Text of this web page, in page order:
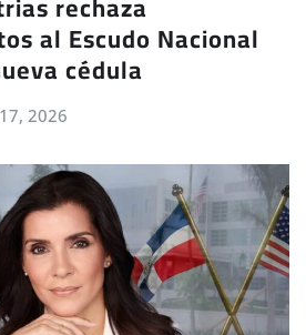
al Escudo Nacional
cédula
2026